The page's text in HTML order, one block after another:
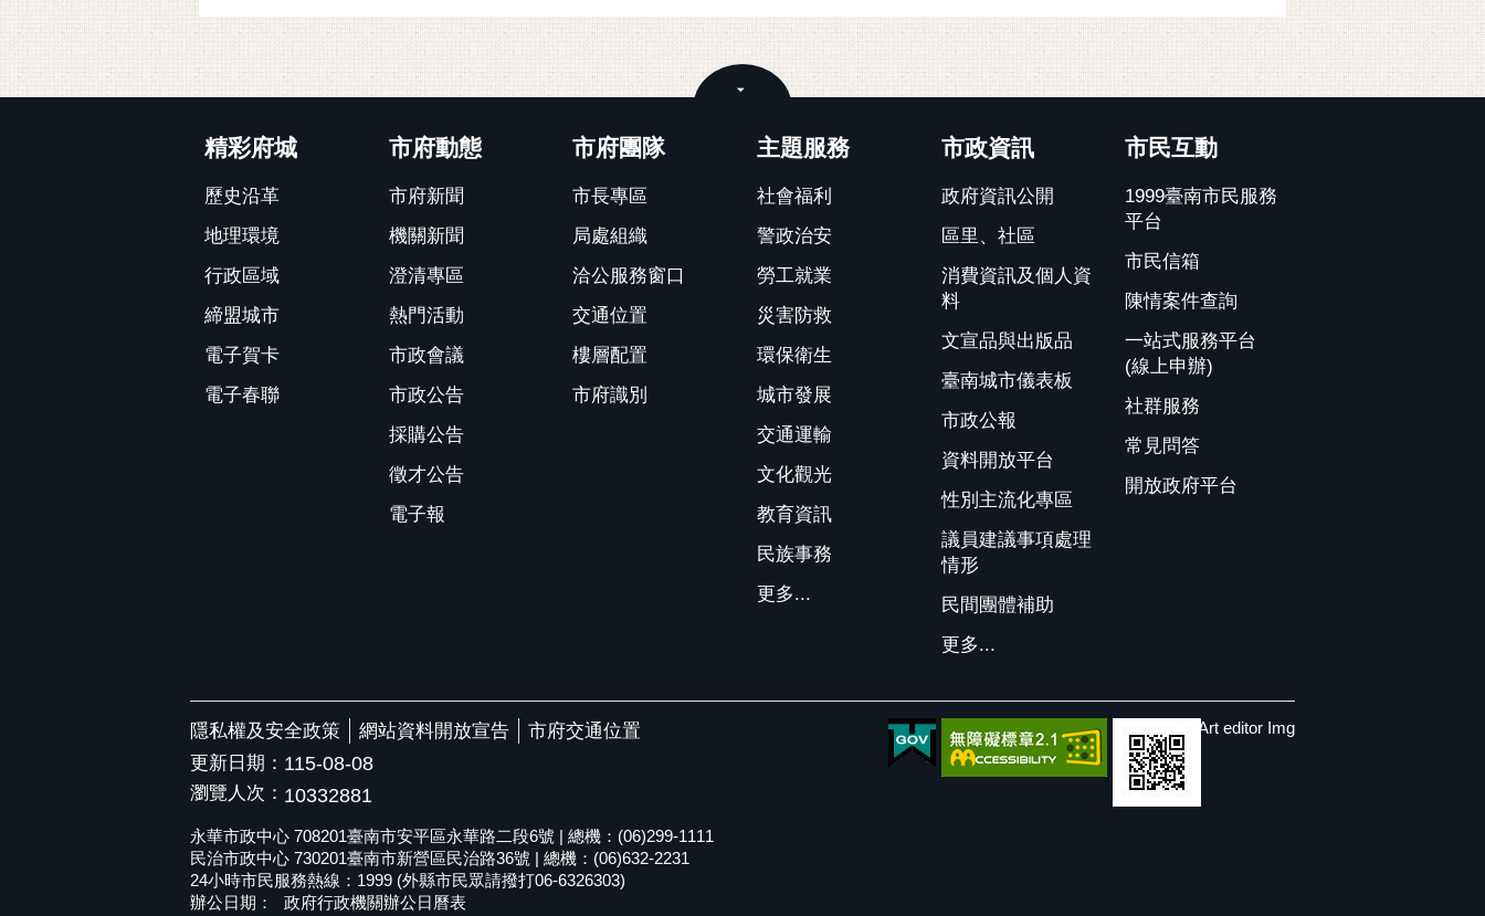
精彩府城
歷史沿革
地理環境
行政區域
締盟城市
電子賀卡
電子春聯
市府動態
市府新聞
機關新聞
澄清專區
熱門活動
市政會議
市政公告
採購公告
徵才公告
電子報
市府團隊
市長專區
局處組織
洽公服務窗口
交通位置
樓層配置
市府識別
主題服務
社會福利
警政治安
勞工就業
災害防救
環保衛生
城市發展
交通運輸
文化觀光
教育資訊
民族事務
更多...
市政資訊
政府資訊公開
區里、社區
消費資訊及個人資
料
文宣品與出版品
臺南城市儀表板
市政公報
資料開放平台
性別主流化專區
議員建議事項處理
情形
民間團體補助
更多...
市民互動
1999臺南市民服務
平台
市民信箱
陳情案件查詢
一站式服務平台
(線上申辦)
社群服務
常見問答
開放政府平台
隱私權及安全政策 網站資料開放宣告
市府交通位置
更新日期： 115-08-08
瀏覽人次： 10332881
永華市政中心 708201臺南市安平區永華路二段6號 | 總機：(06)299-1111
民治市政中心 730201臺南市新營區民治路36號 | 總機：(06)632-2231
24小時市民服務熱線：1999 (外縣市民眾請撥打06-6326303)
辦公日期：
政府行政機關辦公日曆表